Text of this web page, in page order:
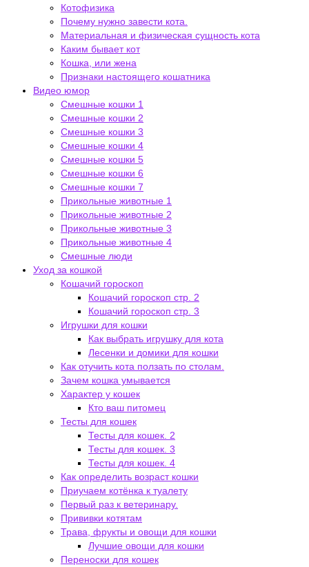
Котофизика
Почему нужно завести кота.
Материальная и физическая сущность кота
Каким бывает кот
Кошка, или жена
Признаки настоящего кошатника
Видео юмор
Смешные кошки 1
Смешные кошки 2
Смешные кошки 3
Смешные кошки 4
Смешные кошки 5
Смешные кошки 6
Смешные кошки 7
Прикольные животные 1
Прикольные животные 2
Прикольные животные 3
Прикольные животные 4
Смешные люди
Уход за кошкой
Кошачий гороскоп
Кошачий гороскоп стр. 2
Кошачий гороскоп стр. 3
Игрушки для кошки
Как выбрать игрушку для кота
Лесенки и домики для кошки
Как отучить кота ползать по столам.
Зачем кошка умывается
Характер у кошек
Кто ваш питомец
Тесты для кошек
Тесты для кошек. 2
Тесты для кошек. 3
Тесты для кошек. 4
Как определить возраст кошки
Приучаем котёнка к туалету
Первый раз к ветеринару.
Прививки котятам
Трава, фрукты и овощи для кошки
Лучшие овощи для кошки
Переноски для кошек